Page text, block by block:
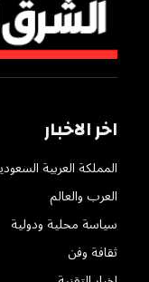
اخر الاخبار
المملكة العربية
العرب والعالم
سياسة محلية ودولية
ثقافة وفن